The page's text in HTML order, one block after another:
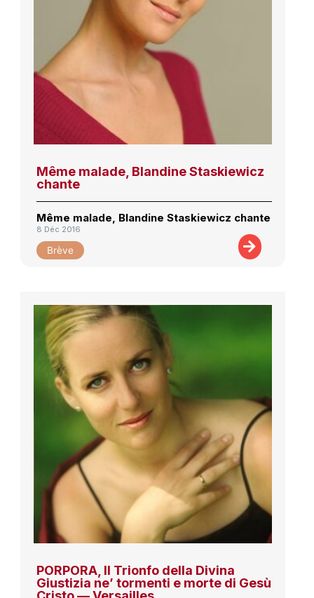
Même malade, Blandine Staskiewicz
chante
Même malade, Blandine Staskiewicz chante
8 Déc 2016
Brève
PORPORA, Il Trionfo della Divina
Giustizia ne’ tormenti e morte di Gesù